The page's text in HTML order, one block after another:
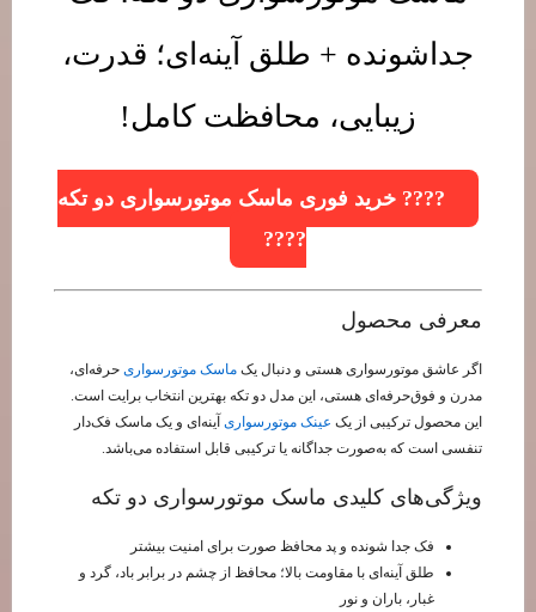
جداشونده + طلق آینه‌ای؛ قدرت،
زیبایی، محافظت کامل!
???? خرید فوری ماسک موتورسواری دو تکه
????
معرفی محصول
اگر عاشق موتورسواری هستی و دنبال یک ماسک موتورسواری حرفه‌ای،
مدرن و فوق‌حرفه‌ای هستی، این مدل دو تکه بهترین انتخاب برایت است.
این محصول ترکیبی از یک عینک موتورسواری آینه‌ای و یک ماسک فک‌دار
تنفسی است که به‌صورت جداگانه یا ترکیبی قابل استفاده می‌باشد.
ویژگی‌های کلیدی ماسک موتورسواری دو تکه
فک جدا شونده و پد محافظ صورت برای امنیت بیشتر
طلق آینه‌ای با مقاومت بالا؛ محافظ از چشم در برابر باد، گرد و
غبار، باران و نور